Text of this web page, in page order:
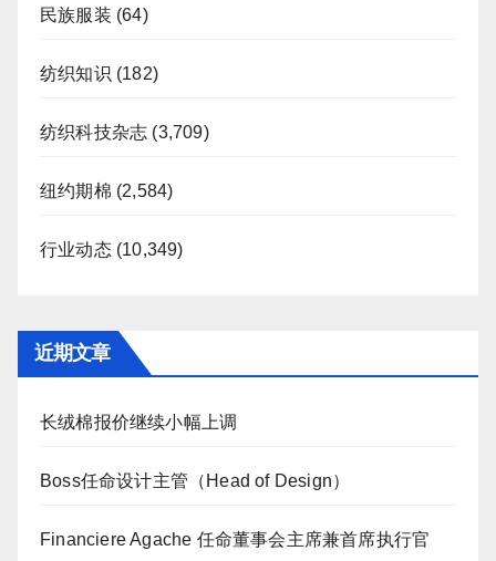
民族服装 (64)
纺织知识 (182)
纺织科技杂志 (3,709)
纽约期棉 (2,584)
行业动态(10,349)
近期文章
长绒棉报价继续小幅上调
Boss任命设计主管（Head of Design）
Financiere Agache 任命董事会主席兼首席执行官